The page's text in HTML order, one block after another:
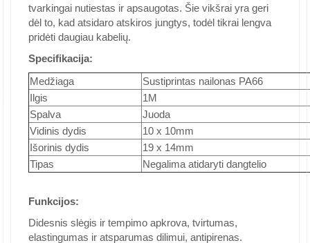
tvarkingai nutiestas ir apsaugotas. Šie vikšrai yra geri
dėl to, kad atsidaro atskiros jungtys, todėl tikrai lengva
pridėti daugiau kabelių.
Specifikacija:
Medžiaga
Sustiprintas nailonas PA66
Ilgis
1M
Spalva
Juoda
Vidinis dydis
10 x 10mm
Išorinis dydis
19 x 14mm
Tipas
Negalima atidaryti dangtelio
Funkcijos:
Didesnis slėgis ir tempimo apkrova, tvirtumas,
elastingumas ir atsparumas dilimui, antipirenas.